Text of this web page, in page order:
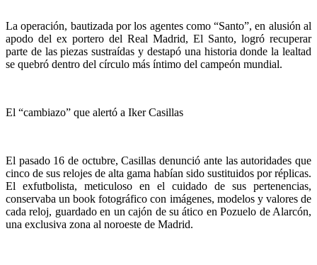
La operación, bautizada por los agentes como “Santo”, en alusión al
apodo del ex portero del Real Madrid, El Santo, logró recuperar
parte de las piezas sustraídas y destapó una historia donde la lealtad
se quebró dentro del círculo más íntimo del campeón mundial.
El “cambiazo” que alertó a Iker Casillas
El pasado 16 de octubre, Casillas denunció ante las autoridades que
cinco de sus relojes de alta gama habían sido sustituidos por réplicas.
El exfutbolista, meticuloso en el cuidado de sus pertenencias,
conservaba un book fotográfico con imágenes, modelos y valores de
cada reloj, guardado en un cajón de su ático en Pozuelo de Alarcón,
una exclusiva zona al noroeste de Madrid.